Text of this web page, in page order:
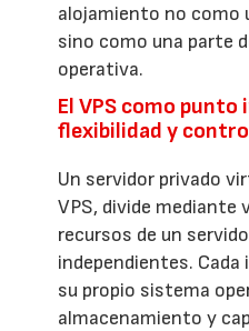
alojamiento no como
sino como una parte
operativa.
El VPS como
flexibilidad y
Un servidor privado
VPS, divide mediante
recursos de un
independientes.
su propio sistema
almacenamiento y